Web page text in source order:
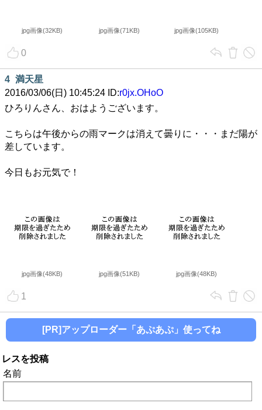
jpg画像(32KB) jpg画像(71KB) jpg画像(105KB)
0
4 満天星
2016/03/06(日) 10:45:24 ID:r0jx.OHoO
ひろりんさん、おはようございます。
こちらは午後からの雨マークは消えて曇りに・・・まだ陽が
差しています。
今日もお元気で！
jpg画像(48KB) jpg画像(51KB) jpg画像(48KB)
1
[PR]アップローダー「あぷあぷ」使ってね
レスを投稿
名前